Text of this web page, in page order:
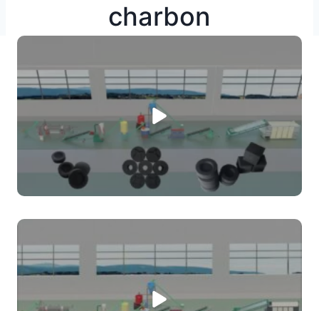
charbon